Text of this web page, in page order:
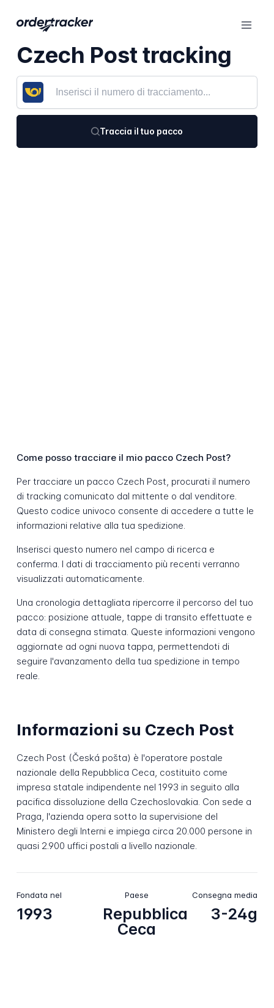
Czech Post tracking
Traccia il tuo pacco
Come posso tracciare il mio pacco Czech Post?
Per tracciare un pacco Czech Post, procurati il numero
di tracking comunicato dal mittente o dal venditore.
Questo codice univoco consente di accedere a tutte le
informazioni relative alla tua spedizione.
Inserisci questo numero nel campo di ricerca e
conferma. I dati di tracciamento più recenti verranno
visualizzati automaticamente.
Una cronologia dettagliata ripercorre il percorso del tuo
pacco: posizione attuale, tappe di transito effettuate e
data di consegna stimata. Queste informazioni vengono
aggiornate ad ogni nuova tappa, permettendoti di
seguire l'avanzamento della tua spedizione in tempo
reale.
Informazioni su Czech Post
Czech Post (Česká pošta) è l'operatore postale
nazionale della Repubblica Ceca, costituito come
impresa statale indipendente nel 1993 in seguito alla
pacifica dissoluzione della Czechoslovakia. Con sede a
Praga, l'azienda opera sotto la supervisione del
Ministero degli Interni e impiega circa 20.000 persone in
quasi 2.900 uffici postali a livello nazionale.
Fondata nel
1993
Paese
Repubblica
Ceca
Consegna media
3-24g